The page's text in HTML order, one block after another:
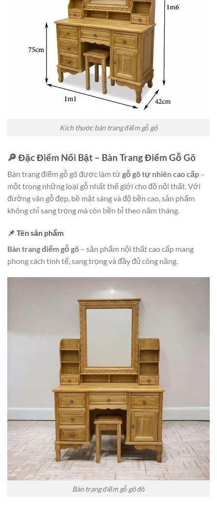
Kích thước bàn trang điểm gỗ gõ
🔎 Đặc Điểm Nổi Bật – Bàn Trang Điểm Gỗ Gõ
Bàn trang điểm gỗ gõ được làm từgỗ gõ tự nhiên cao cấp –
một trong những loại gỗ nhất thế giới cho đồ nội thất. Với
đường vân gỗ đẹp, bề mặt sáng và độ bền cao, sản phẩm
không chỉ sang trọng mà còn bền bỉ theo năm tháng.
📌 Tên sản phẩm
Bàn trang điểm gỗ gõ – sản phẩm nội thất cao cấp mang
phong cách tinh tế, sang trọng và đầy đủ công năng.
Bàn trang điểm gỗ gõ đỏ